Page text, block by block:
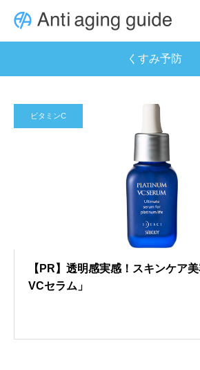
くすみ予防
ビタミンC
【PR】透明感実感！スキンケア
VCセラム」